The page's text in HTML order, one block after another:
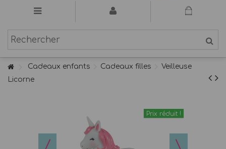
Cadeaux enfants Cadeaux filles
Veilleuse
Licorne
Prix réduit !